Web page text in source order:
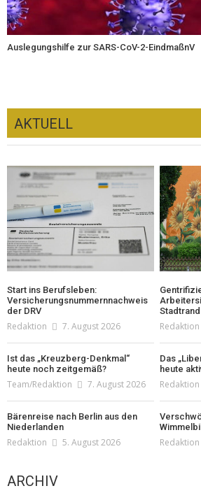
Auslegungshilfe zur SARS-CoV-2-EindmaßnV
AKTUELL
Start ins Berufsleben:
Versicherungsnummernnachweis
der DRV
Redaktion 7. August 2026
Stadtrand
Redaktion
Ist das „Kreuzberg-Denkmal“
heute noch zeitgemäß?
Team/Redaktion 7. August 2026
Das
heute
Redaktion
Bärenreise nach Berlin aus den
Niederlanden
Redaktion 5. August 2026 Redaktion
ARCHIV